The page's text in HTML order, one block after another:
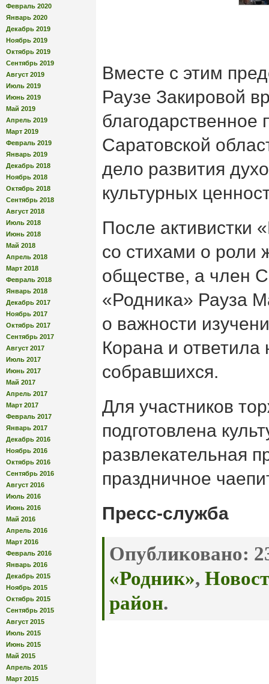
Февраль 2020
Январь 2020
Декабрь 2019
Ноябрь 2019
Октябрь 2019
Сентябрь 2019
Август 2019
Июль 2019
Июнь 2019
Май 2019
Апрель 2019
Март 2019
Февраль 2019
Январь 2019
Декабрь 2018
Ноябрь 2018
Октябрь 2018
Сентябрь 2018
Август 2018
Июль 2018
Июнь 2018
Май 2018
Апрель 2018
Март 2018
Февраль 2018
Январь 2018
Декабрь 2017
Ноябрь 2017
Октябрь 2017
Сентябрь 2017
Август 2017
Июль 2017
Июнь 2017
Май 2017
Апрель 2017
Март 2017
Февраль 2017
Январь 2017
Декабрь 2016
Ноябрь 2016
Октябрь 2016
Сентябрь 2016
Август 2016
Июль 2016
Июнь 2016
Май 2016
Апрель 2016
Март 2016
Февраль 2016
Январь 2016
Декабрь 2015
Ноябрь 2015
Октябрь 2015
Сентябрь 2015
Август 2015
Июль 2015
Июнь 2015
Май 2015
Апрель 2015
Март 2015
Вместе с этим
Раузе Закировой
благодарственное
Саратовской
дело развития
культурных
После активистки
со стихами о
обществе, а член
«Родника» Рауза
о важности
Корана и ответила
собравшихся.
Для участников
подготовлена
развлекательная
праздничное
Пресс-служба
Опубликовано:
«Родник»,
район.